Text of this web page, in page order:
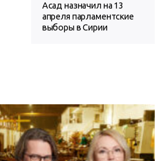
Асад назначил на 13
апреля парламентские
выборы в Сирии